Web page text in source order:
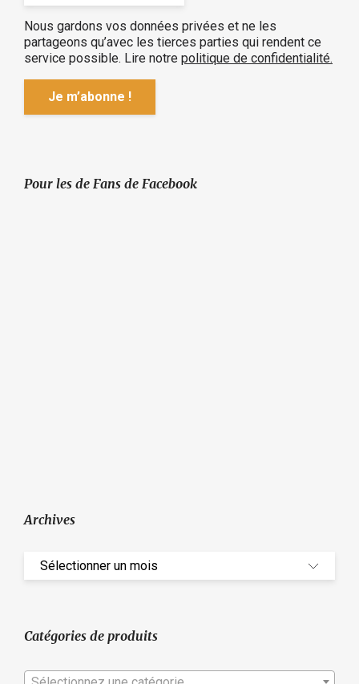
Nous gardons vos données privées et ne les
partageons qu’avec les tierces parties qui rendent ce
service possible. Lire notre politique de confidentialité.
Pour les de Fans de Facebook
Archives
Catégories de produits